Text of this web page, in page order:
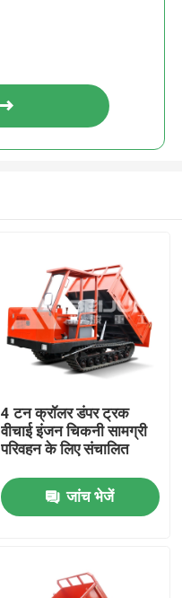
4 टन क्रॉलर डंपर ट्रक
वीचाई इंजन चिकनी सामग्री
परिवहन के लिए संचालित
जांच भेजें